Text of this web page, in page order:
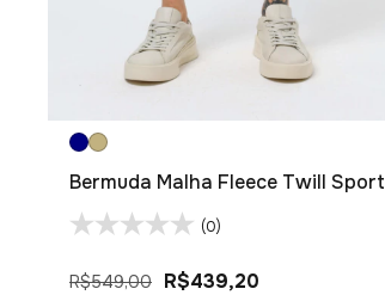
Bermuda Malha Fleece Twill Sport
(0)
R$549,00 R$439,20